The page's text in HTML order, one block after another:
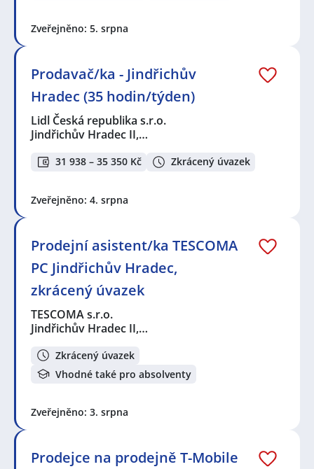
Zveřejněno: 5. srpna
Prodavač/ka - Jindřichův
Hradec (35 hodin/týden)
Lidl Česká republika s.r.o.
Jindřichův Hradec II,…
31 938 – 35 350 Kč Zkrácený úvazek
Zveřejněno: 4. srpna
Prodejní asistent/ka TESCOMA
PC Jindřichův Hradec,
zkrácený úvazek
TESCOMA s.r.o.
Jindřichův Hradec II,…
Zkrácený úvazek
Vhodné také pro absolventy
Zveřejněno: 3. srpna
Prodejce na prodejně T-Mobile